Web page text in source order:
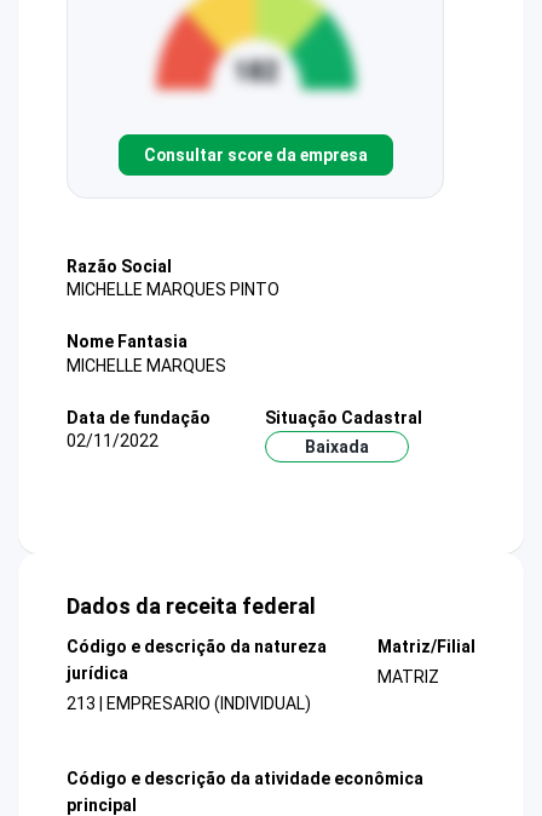
Consultar score da empresa
Razão Social
MICHELLE MARQUES PINTO
Nome Fantasia
MICHELLE MARQUES
Data de fundação
02/11/2022
Situação Cadastral
Baixada
Dados da receita federal
Código e descrição da natureza
jurídica
213 | EMPRESARIO (INDIVIDUAL)
Matriz/Filial
MATRIZ
Código e descrição da atividade econômica
principal